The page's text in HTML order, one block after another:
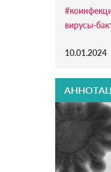
вирусы-
10.01.2024